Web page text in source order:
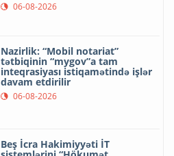
06-08-2026
Nazirlik: “Mobil notariat”
tətbiqinin “mygov”a tam
inteqrasiyası istiqamətində işlər
davam etdirilir
06-08-2026
Beş İcra Hakimiyyəti İT